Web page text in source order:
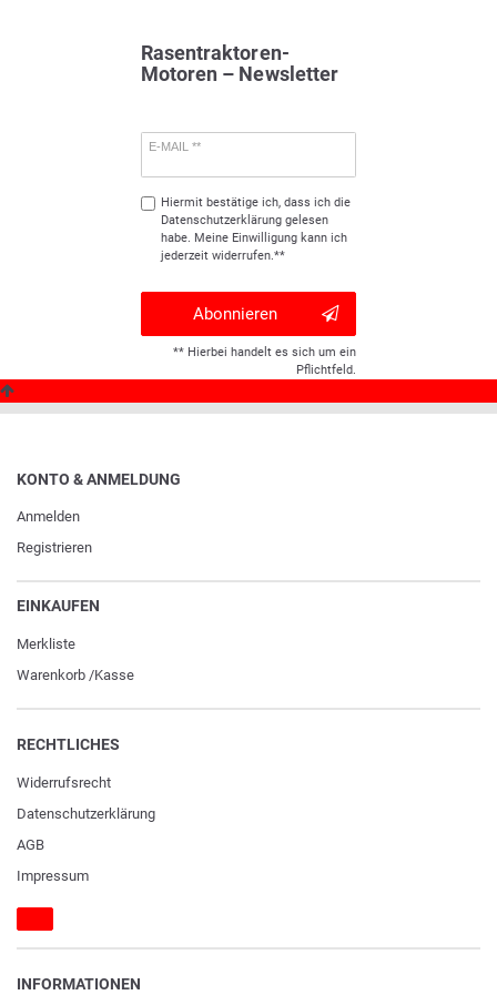
Rasentraktoren-
Motoren – Newsletter
E-MAIL **
Hiermit bestätige ich, dass ich die
Daten­schutz­erklärunggelesen
habe. Meine Einwilligung kann ich
jederzeit widerrufen.**
Abonnieren
** Hierbei handelt es sich um ein
Pflichtfeld.
KONTO & ANMELDUNG
Anmelden
Registrieren
EINKAUFEN
Merkliste
Warenkorb /Kasse
RECHTLICHES
Widerrufs­recht
Daten­schutz­erklärung
AGB
Impressum
INFORMATIONEN